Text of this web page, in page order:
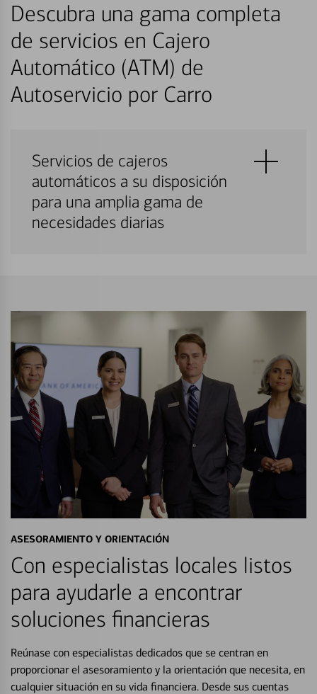
Descubra una gama completa
de servicios en Cajero
Automático (ATM) de
Autoservicio por Carro
Servicios de cajeros
automáticos a su disposición
para una amplia gama de
necesidades diarias
ASESORAMIENTO Y ORIENTACIÓN
Con especialistas locales listos
para ayudarle a encontrar
soluciones financieras
Reúnase con especialistas dedicados que se centran en
proporcionar el asesoramiento y la orientación que necesita, en
cualquier situación en su vida financiera. Desde sus cuentas